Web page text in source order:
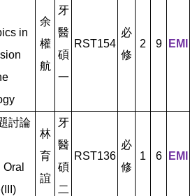
in
余
權
航
牙
醫
碩
一
RST154
必
修
2 9 EMI
討論
林
育
誼
牙
醫
碩
二
RST136
必
修
1 6 EMI